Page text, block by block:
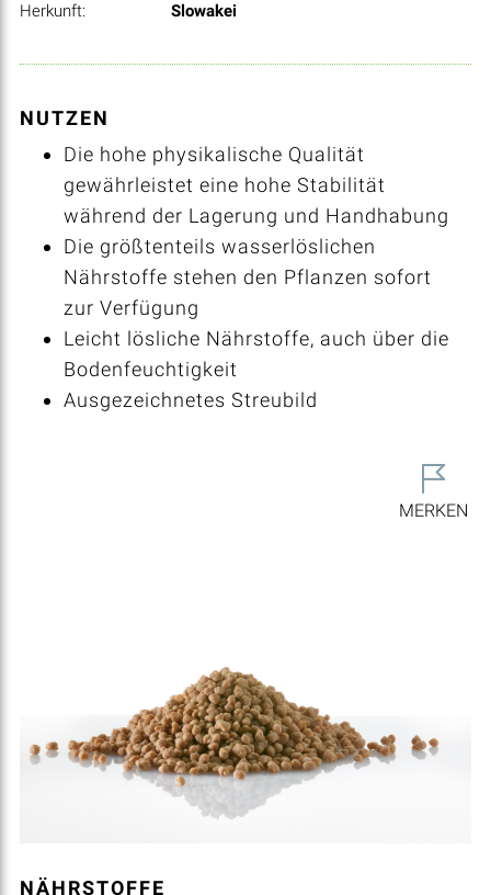
Herkunft:
Slowakei
NUTZEN
Die hohe physikalische Qualität
gewährleistet eine hohe Stabilität
während der Lagerung und Handhabung
Die größtenteils wasserlöslichen
Nährstoffe stehen den Pflanzen sofort
zur Verfügung
Leicht lösliche Nährstoffe, auch über die
Bodenfeuchtigkeit
Ausgezeichnetes Streubild
MERKEN
NÄHRSTOFFE